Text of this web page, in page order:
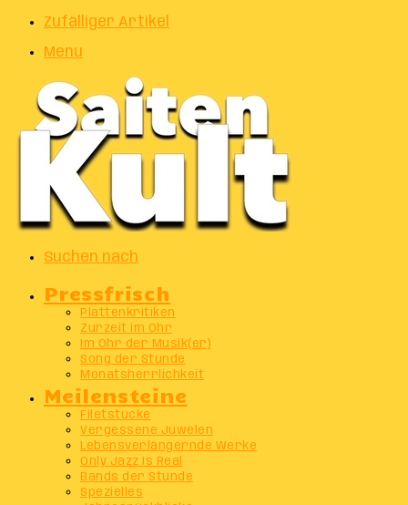
Zufälliger Artikel
Menu
Suchen nach
Pressfrisch
Plattenkritiken
Zurzeit im Ohr
Im Ohr der Musik(er)
Song der Stunde
Monatsherrlichkeit
Meilensteine
Filetstücke
Vergessene Juwelen
Lebensverlängernde Werke
Only Jazz Is Real
Bands der Stunde
Spezielles